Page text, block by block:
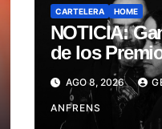
CARTELERA HOME
NOTICIA:
de los
Engrupid
presentan
exclusivo.
AGO 8, 2026
ANFRENS